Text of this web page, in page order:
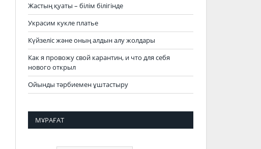
Жастың қуаты – білім білігінде
Украсим кукле платье
Күйзеліс және оның алдын алу жолдары
Как я провожу свой карантин, и что для себя
нового открыл
Ойынды тәрбиемен ұштастыру
МҰРАҒАТ